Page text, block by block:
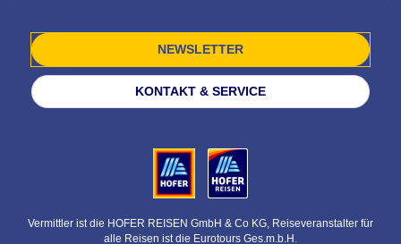
NEWSLETTER
KONTAKT & SERVICE
Vermittler ist die HOFER REISEN GmbH & Co KG, Reiseveranstalter für
alle Reisen ist die Eurotours Ges.m.b.H.